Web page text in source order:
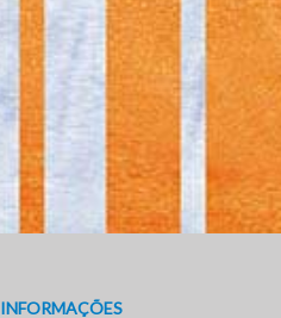
INFORMAÇÕES